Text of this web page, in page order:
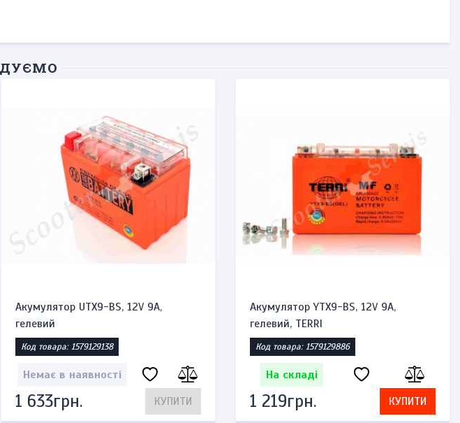
Акумулятор UTX9-BS, 12V 9A,
гелевий
Код товара: 1579129138
Немає в наявності
1 633грн. КУПИТИ
Акумулятор YTX9-BS, 12V 9A,
гелевий, TERRI
Код товара: 1579129886
На складі
1 219грн. КУПИТИ